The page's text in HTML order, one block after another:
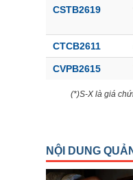
CSTB2619
CTCB2611
CVPB2615
(*)S-X là giá